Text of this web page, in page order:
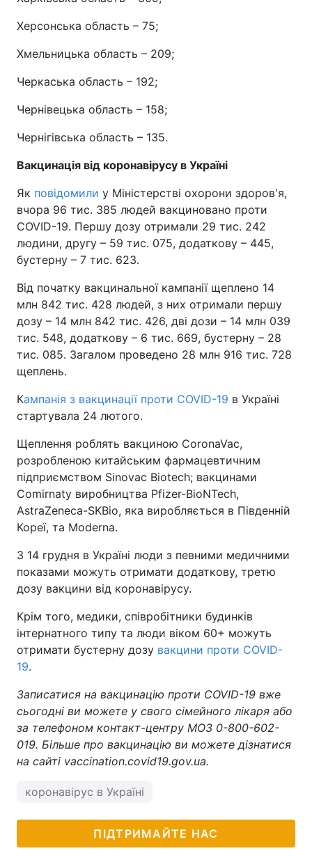
Херсонська область – 75;
Хмельницька область – 209;
Черкаська область – 192;
Чернівецька область – 158;
Чернігівська область – 135.
Вакцинація від коронавірусу в Україні
Як повідомили у Міністерстві охорони здоров'я,
вчора 96 тис. 385 людей вакциновано проти
COVID-19. Першу дозу отримали 29 тис. 242
людини, другу – 59 тис. 075, додаткову – 445,
бустерну – 7 тис. 623.
Від початку вакцинальної кампанії щеплено 14
млн 842 тис. 428 людей, з них отримали першу
дозу – 14 млн 842 тис. 426, дві дози – 14 млн 039
тис. 548, додаткову – 6 тис. 669, бустерну – 28
тис. 085. Загалом проведено 28 млн 916 тис. 728
щеплень.
Кампанія з вакцинації проти COVID-19 в Україні
стартувала 24 лютого.
Щеплення роблять вакциною CoronaVac,
розробленою китайським фармацевтичним
підприємством Sinovac Biotech; вакцинами
Comirnaty виробництва Pfizer-BioNTech,
AstraZeneca-SKBio, яка виробляється в Південній
Кореї, та Moderna.
З 14 грудня в Україні люди з певними медичними
показами можуть отримати додаткову, третю
дозу вакцини від коронавірусу.
Крім того, медики, співробітники будинків
інтернатного типу та люди віком 60+ можуть
отримати бустерну дозу вакцини проти COVID-
19.
Записатися на вакцинацію проти COVID-19 вже
сьогодні ви можете у свого сімейного лікаря або
за телефоном контакт-центру МОЗ 0-800-602-
019. Більше про вакцинацію ви можете дізнатися
на сайті vaccination.covid19.gov.ua.
коронавірус в Україні
ПІДТРИМАЙТЕ НАС